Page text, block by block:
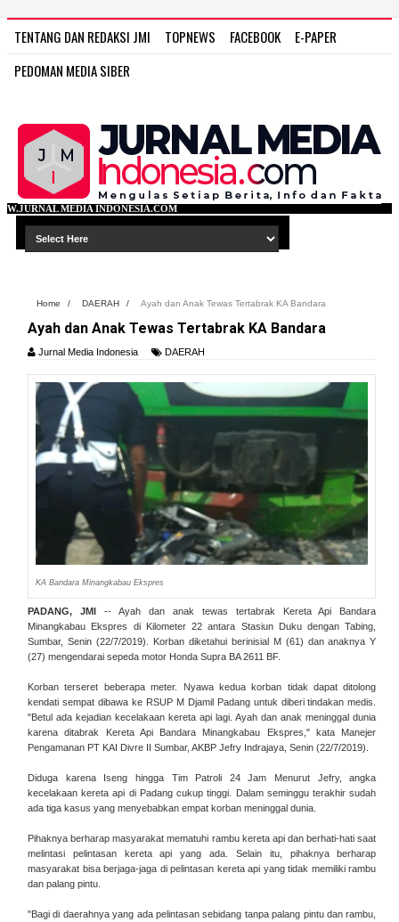
TENTANG DAN REDAKSI JMI TOPNEWS FACEBOOK
E-PAPER
PEDOMAN MEDIA SIBER
Home / DAERAH / Ayah dan Anak Tewas Tertabrak KA Bandara
Ayah dan Anak Tewas Tertabrak KA Bandara
Jurnal Media Indonesia DAERAH
KA Bandara Minangkabau Ekspres
PADANG, JMI-- Ayah dan anak tewas tertabrak Kereta Api Bandara
Minangkabau Ekspres di Kilometer 22 antara Stasiun Duku dengan Tabing,
Sumbar, Senin (22/7/2019). Korban diketahui berinisial M (61) dan anaknya Y
(27) mengendarai sepeda motor Honda Supra BA 2611 BF.
Korban terseret beberapa meter. Nyawa kedua korban tidak dapat ditolong
kendati sempat dibawa ke RSUP M Djamil Padang untuk diberi tindakan medis.
"Betul ada kejadian kecelakaan kereta api lagi. Ayah dan anak meninggal dunia
karena ditabrak Kereta Api Bandara Minangkabau Ekspres," kata Manejer
Pengamanan PT KAI Divre II Sumbar, AKBP Jefry Indrajaya, Senin (22/7/2019).
Diduga karena Iseng hingga Tim Patroli 24 Jam Menurut Jefry, angka
kecelakaan kereta api di Padang cukup tinggi. Dalam seminggu terakhir sudah
ada tiga kasus yang menyebabkan empat korban meninggal dunia.
Pihaknya berharap masyarakat mematuhi rambu kereta api dan berhati-hati saat
melintasi pelintasan kereta api yang ada. Selain itu, pihaknya berharap
masyarakat bisa berjaga-jaga di pelintasan kereta api yang tidak memiliki rambu
dan palang pintu.
"Bagi di daerahnya yang ada pelintasan sebidang tanpa palang pintu dan rambu,